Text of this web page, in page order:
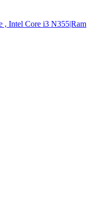
, Intel Core i3 N355|Ram